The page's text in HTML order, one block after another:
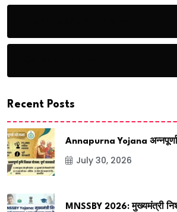
Recent Posts
Annapurna Yojana
July 30, 2026
MNSSBY 2026: मुख्यमंत्री